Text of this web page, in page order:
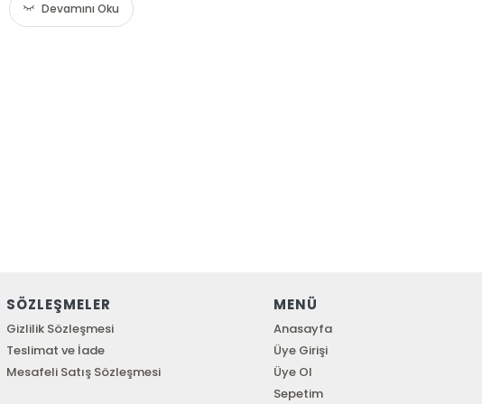
Devamını Oku
SÖZLEŞMELER
Gizlilik Sözleşmesi
Teslimat ve İade
Mesafeli Satış Sözleşmesi
MENÜ
Anasayfa
Üye Girişi
Üye Ol
Sepetim